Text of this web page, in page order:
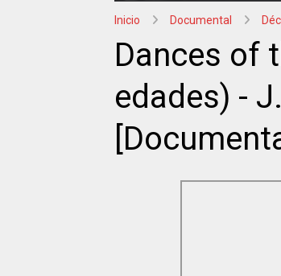
Inicio Documental
Dances of
edades) -